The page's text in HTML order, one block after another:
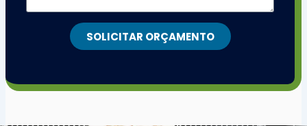
SOLICITAR ORÇAMENTO